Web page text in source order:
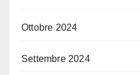
Ottobre 2024
Settembre 2024